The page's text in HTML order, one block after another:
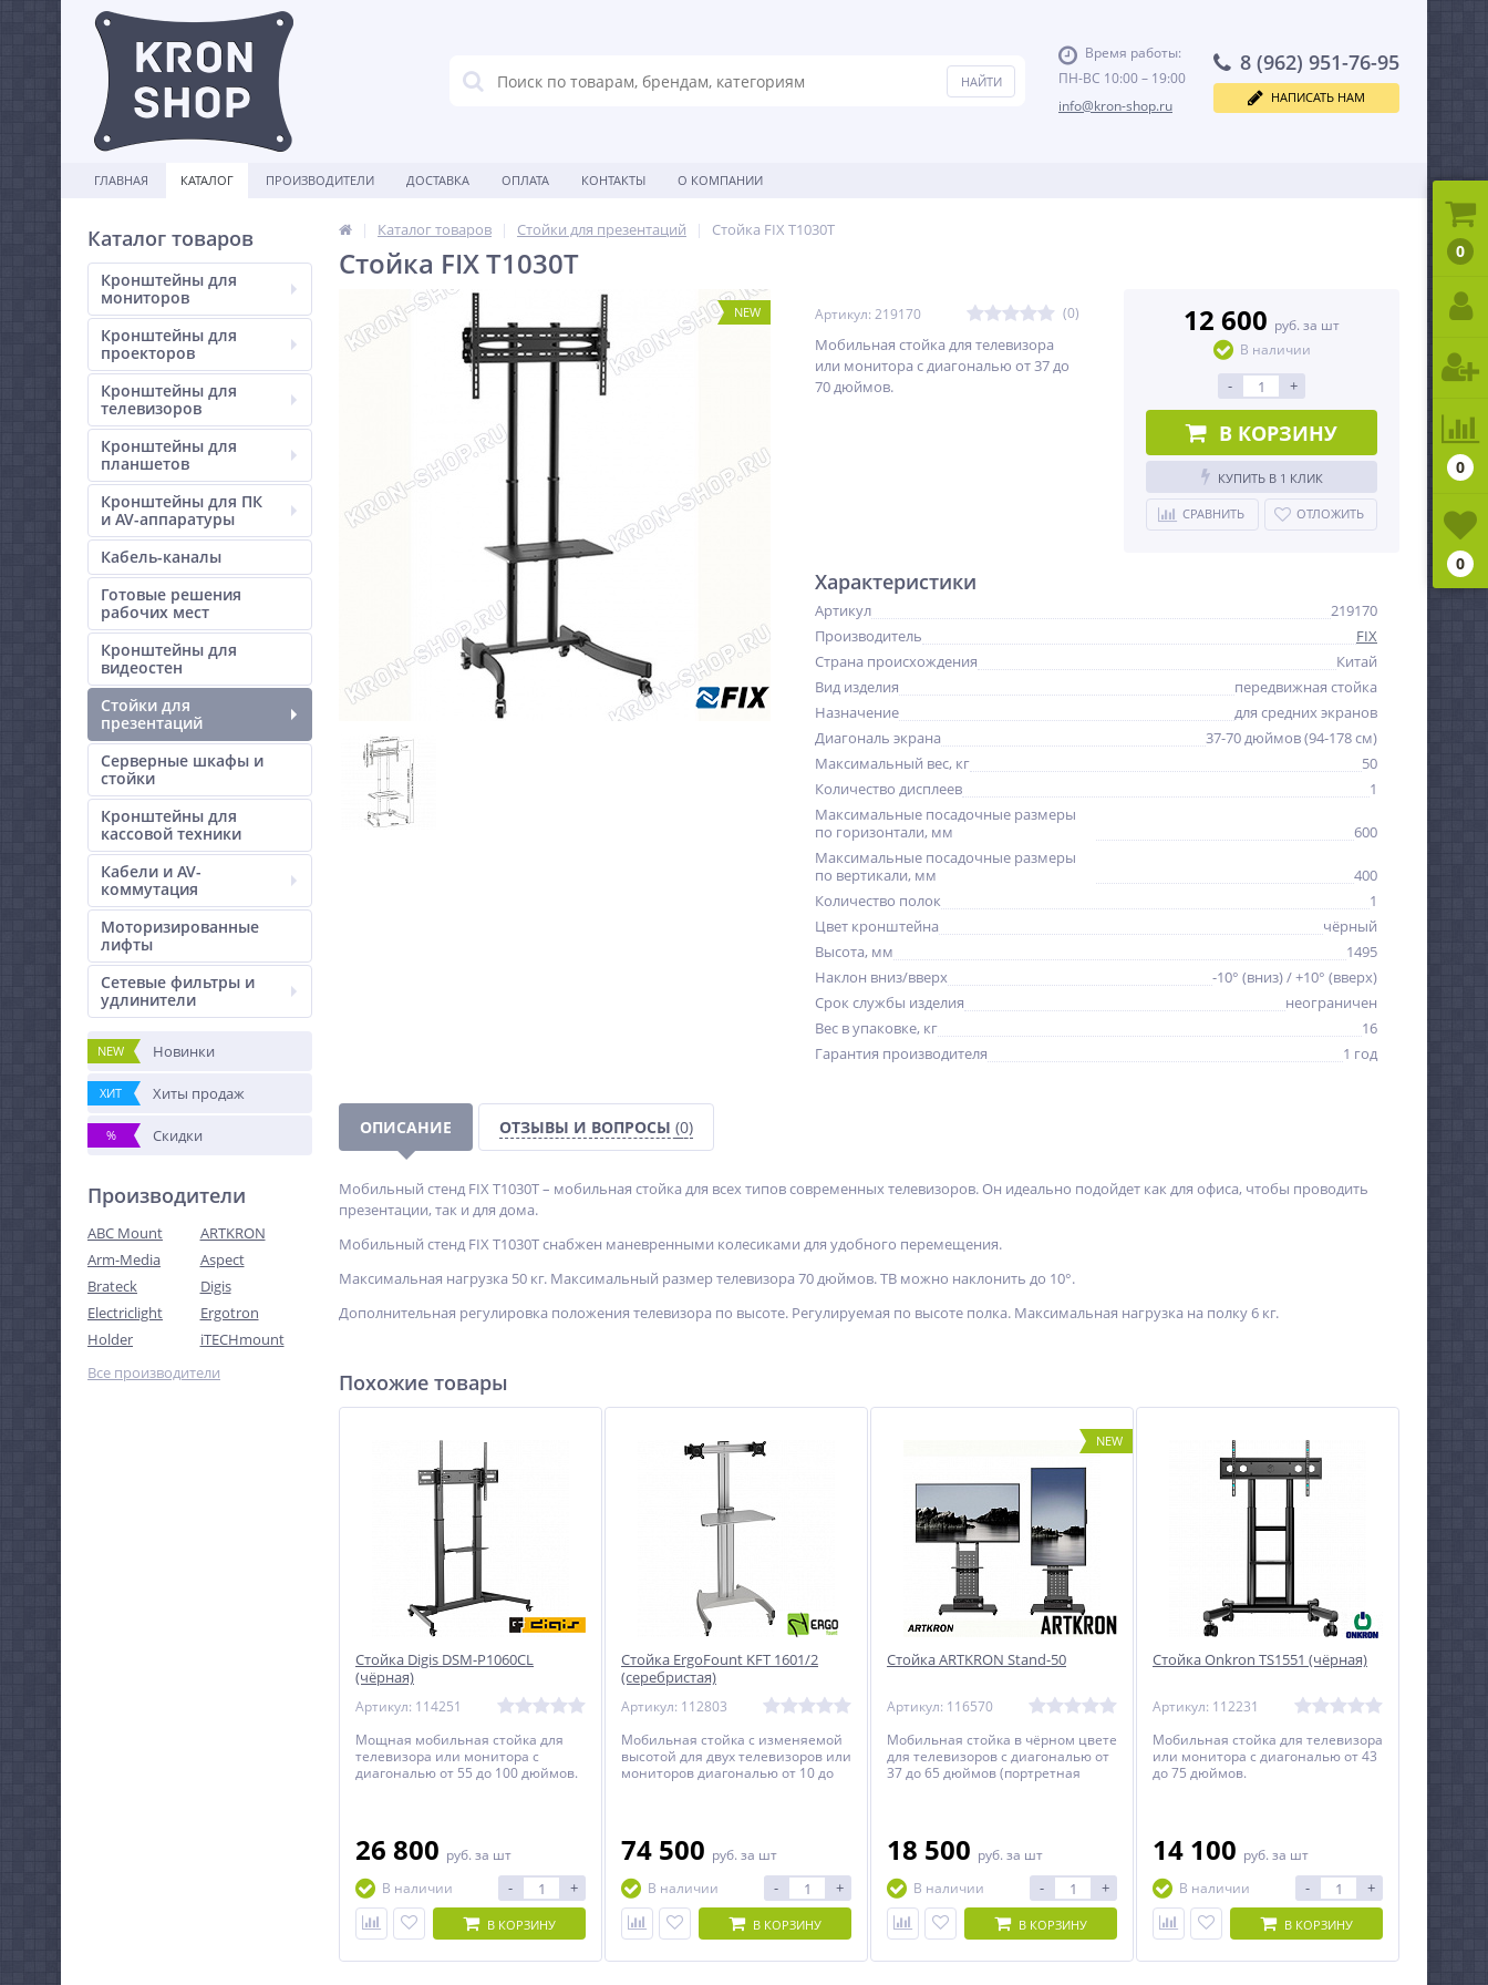
Время работы:
ПН-ВС 10:00 – 19:00
info@kron-shop.ru
8 (962) 951-76-95
НАПИСАТЬ НАМ
ГЛАВНАЯ КАТАЛОГ ПРОИЗВОДИТЕЛИ ДОСТАВКА ОПЛАТА КОНТАКТЫ О КОМПАНИИ
Каталог товаров
Кронштейны для
мониторов
Кронштейны для
проекторов
Кронштейны для
телевизоров
Кронштейны для
планшетов
Кронштейны для ПК
и AV-аппаратуры
Кабель-каналы
Готовые решения
рабочих мест
Кронштейны для
видеостен
Стойки для
презентаций
Серверные шкафы и
стойки
Кронштейны для
кассовой техники
Кабели и AV-
коммутация
Моторизированные
лифты
Сетевые фильтры и
удлинители
NEW Новинки
ХИТ Хиты продаж
% Скидки
Производители
ABC Mount
ARTKRON
Arm-Media
Aspect
Brateck
Digis
Electriclight
Ergotron
Holder
iTECHmount
Все производители
Каталог товаров Стойки для презентаций Стойка FIX T1030T
Стойка FIX T1030T
NEW Артикул: 219170 (0)
Мобильная стойка для телевизора
или монитора с диагональю от 37 до
70 дюймов.
12 600 руб. за шт
В наличии
- +
В КОРЗИНУ
КУПИТЬ В 1 КЛИК
СРАВНИТЬ ОТЛОЖИТЬ
Характеристики
Артикул
219170
Производитель
FIX
Страна происхождения
Китай
Вид изделия
передвижная стойка
Назначение
для средних экранов
Диагональ экрана
37-70 дюймов (94-178 см)
Максимальный вес, кг
50
Количество дисплеев
1
Максимальные посадочные размеры
по горизонтали, мм
600
Максимальные посадочные размеры
по вертикали, мм
400
Количество полок
1
Цвет кронштейна
чёрный
Высота, мм
1495
Наклон вниз/вверх
-10° (вниз) / +10° (вверх)
Срок службы изделия
неограничен
Вес в упаковке, кг
16
Гарантия производителя
1 год
ОПИСАНИЕ ОТЗЫВЫ И ВОПРОСЫ (0)
Мобильный стенд FIX T1030T – мобильная стойка для всех типов современных телевизоров. Он идеально подойдет как для офиса, чтобы проводить
презентации, так и для дома.
Мобильный стенд FIX T1030T снабжен маневренными колесиками для удобного перемещения.
Максимальная нагрузка 50 кг. Максимальный размер телевизора 70 дюймов. ТВ можно наклонить до 10°.
Дополнительная регулировка положения телевизора по высоте. Регулируемая по высоте полка. Максимальная нагрузка на полку 6 кг.
Похожие товары
Стойка Digis DSM-P1060CL
(чёрная)
Артикул: 114251
Мощная мобильная стойка для
телевизора или монитора с
диагональю от 55 до 100 дюймов.
26 800 руб. за шт
В наличии
- +
В КОРЗИНУ
Стойка ErgoFount KFT 1601/2
(серебристая)
Артикул: 112803
Мобильная стойка с изменяемой
высотой для двух телевизоров или
мониторов диагональю от 10 до
74 500 руб. за шт
В наличии
- +
В КОРЗИНУ
NEW
Стойка ARTKRON Stand-50
Артикул: 116570
Мобильная стойка в чёрном цвете
для телевизоров с диагональю от
37 до 65 дюймов (портретная
18 500 руб. за шт
В наличии
- +
В КОРЗИНУ
Стойка Onkron TS1551 (чёрная)
Артикул: 112231
Мобильная стойка для телевизора
или монитора с диагональю от 43
до 75 дюймов.
14 100 руб. за шт
В наличии
- +
В КОРЗИНУ
0
0
0